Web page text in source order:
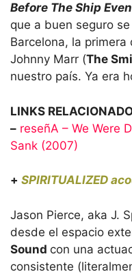
Before The Ship
que a buen seguro
Barcelona, la
Johnny Marr (The
nuestro país. Ya era
LINKS
– reseñA – We Were
Sank (2007)
+ SPIRITUALIZED
Jason Pierce, aka J.
desde el espacio
Sound con una
consistente